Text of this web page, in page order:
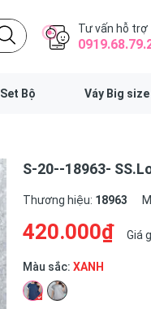
Tư vấn hỗ trợ
Set Bộ Váy Big size
S-20--18963-
Thương hiệu: 18963
420.000₫ Giá
Màu sắc: XANH